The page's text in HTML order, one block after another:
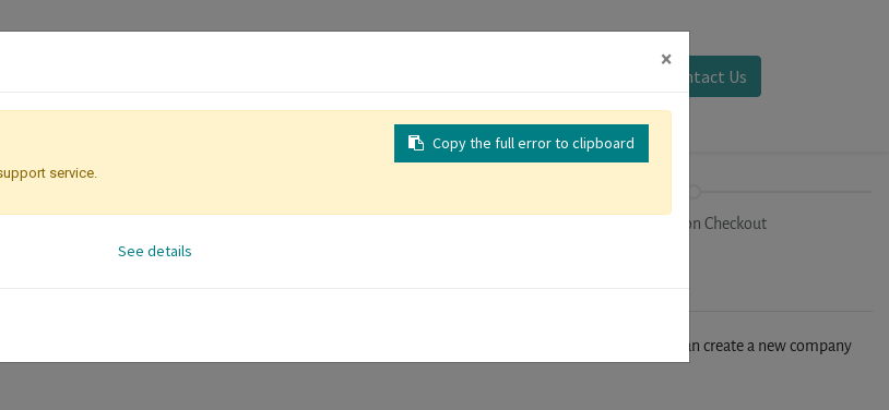
Contact Us
Registration Checkout
is selected it will auto-complete the form. If you don't find your company in our database, you can create a new company
×
Copy the full error to clipboard
service.
See details